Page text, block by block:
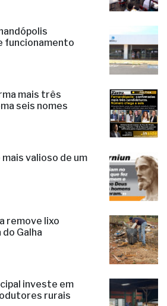
funcionamento
mais três
seis nomes
valioso de um
remove lixo
Galha
investe em
rurais